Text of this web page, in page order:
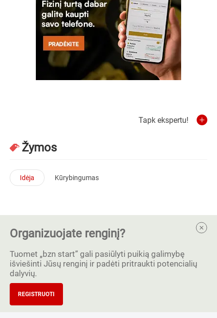
Tapk ekspertu!
Žymos
Idėja Kūrybingumas
Organizuojate renginį?
Tuomet „bzn start” gali pasiūlyti puikią galimybę
išviešinti Jūsų renginį ir padėti pritraukti potencialių
dalyvių.
REGISTRUOTI